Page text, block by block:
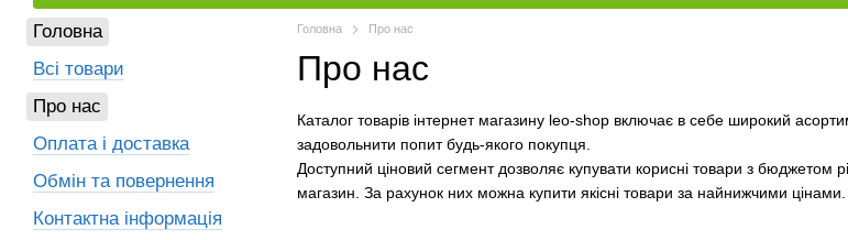
Договір публічної оферти
Головна Про нас
Про нас
Каталог товарів інтернет магазину leo-shop включає в себе широкий
задовольнити попит будь-якого покупця.
Доступний ціновий сегмент дозволяє купувати корисні товари з бюджетом
магазин. За рахунок них можна купити якісні товари за найнижчими цінами.
Головна
Всі товари
Про нас
Оплата і доставка
Обмін та повернення
Контактна інформація